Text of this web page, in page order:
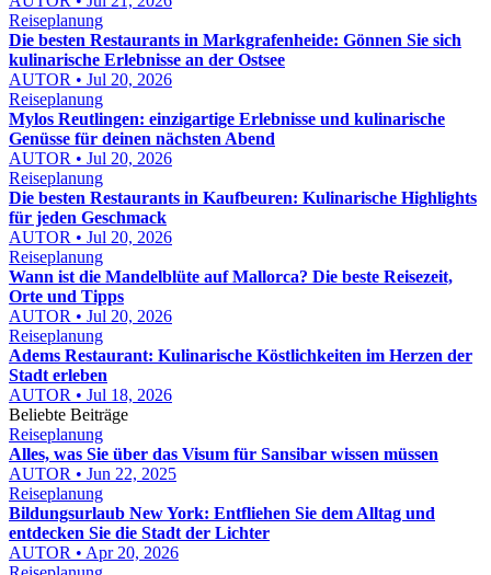
Reiseplanung
Die besten Restaurants in Markgrafenheide: Gönnen Sie sich
kulinarische Erlebnisse an der Ostsee
AUTOR • Jul 20, 2026
Reiseplanung
Mylos Reutlingen: einzigartige Erlebnisse und kulinarische
Genüsse für deinen nächsten Abend
AUTOR • Jul 20, 2026
Reiseplanung
Die besten Restaurants in Kaufbeuren: Kulinarische Highlights
für jeden Geschmack
AUTOR • Jul 20, 2026
Reiseplanung
Wann ist die Mandelblüte auf Mallorca? Die beste Reisezeit,
Orte und Tipps
AUTOR • Jul 20, 2026
Reiseplanung
Adems Restaurant: Kulinarische Köstlichkeiten im Herzen der
Stadt erleben
AUTOR • Jul 18, 2026
Beliebte Beiträge
Reiseplanung
Alles, was Sie über das Visum für Sansibar wissen müssen
AUTOR • Jun 22, 2025
Reiseplanung
Bildungsurlaub New York: Entfliehen Sie dem Alltag und
entdecken Sie die Stadt der Lichter
AUTOR • Apr 20, 2026